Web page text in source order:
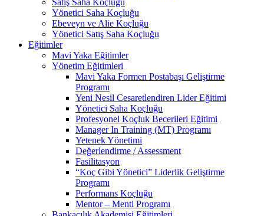
Satış Saha Koçluğu
Yönetici Saha Koçluğu
Ebeveyn ve Alie Koçluğu
Yönetici Satış Saha Koçluğu
Eğitimler
Mavi Yaka Eğitimler
Yönetim Eğitimleri
Mavi Yaka Formen Postabaşı Geliştirme
Programı
Yeni Nesil Cesaretlendiren Lider Eğitimi
Yönetici Saha Koçluğu
Profesyonel Koçluk Becerileri Eğitimi
Manager In Training (MT) Programı
Yetenek Yönetimi
Değerlendirme / Assessment
Fasilitasyon
“Koç Gibi Yönetici” Liderlik Geliştirme
Programı
Performans Koçluğu
Mentor – Menti Programı